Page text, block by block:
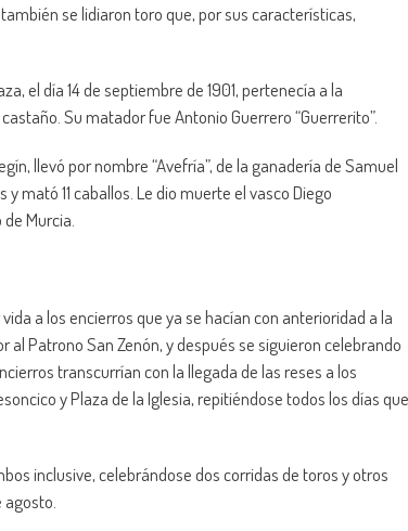
se lidiaron toro que, por sus características,
el día 14 de septiembre de 1901, pertenecía a la
Su matador fue Antonio Guerrero “Guerrerito”.
llevó por nombre “Avefría”, de la ganadería de Samuel
mató 11 caballos. Le dio muerte el vasco Diego
Murcia.
a los encierros que ya se hacían con anterioridad a la
Patrono San Zenón, y después se siguieron celebrando
transcurrían con la llegada de las reses a los
y Plaza de la Iglesia, repitiéndose todos los días que
inclusive, celebrándose dos corridas de toros y otros